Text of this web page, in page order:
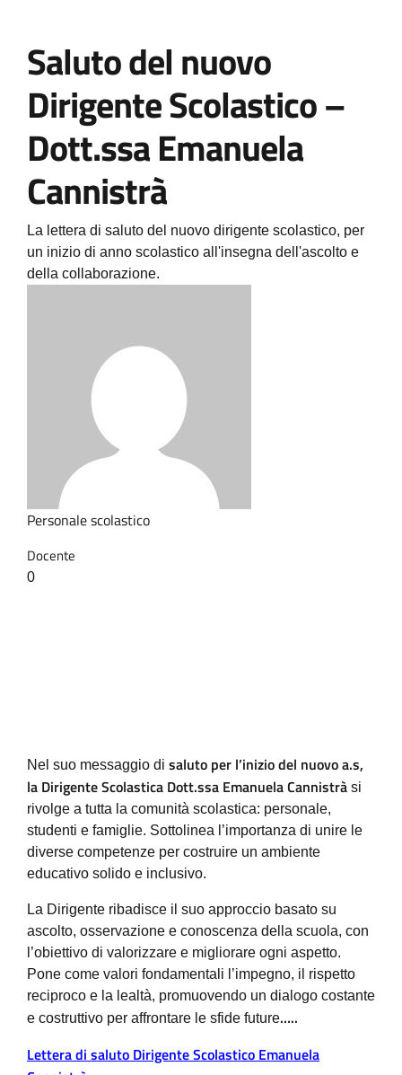
Saluto del nuovo
Dirigente Scolastico –
Dott.ssa Emanuela
Cannistrà
La lettera di saluto del nuovo dirigente scolastico, per
un inizio di anno scolastico all'insegna dell'ascolto e
della collaborazione.
Personale scolastico
Docente
0
Nel suo messaggio di saluto per l’inizio del nuovo a.s,
la Dirigente Scolastica Dott.ssa Emanuela Cannistrà si
rivolge a tutta la comunità scolastica: personale,
studenti e famiglie. Sottolinea l’importanza di unire le
diverse competenze per costruire un ambiente
educativo solido e inclusivo.
La Dirigente ribadisce il suo approccio basato su
ascolto, osservazione e conoscenza della scuola, con
l’obiettivo di valorizzare e migliorare ogni aspetto.
Pone come valori fondamentali l’impegno, il rispetto
reciproco e la lealtà, promuovendo un dialogo costante
e costruttivo per affrontare le sfide future…..
Lettera di saluto Dirigente Scolastico Emanuela